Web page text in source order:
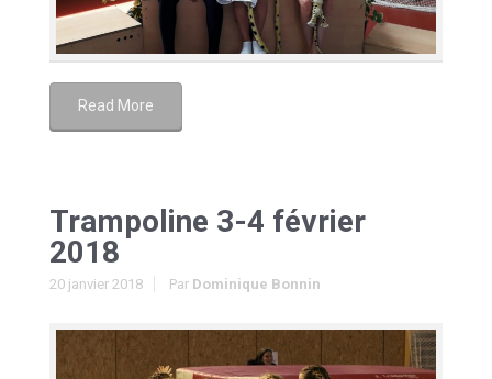
Read More
Trampoline 3-4 février
2018
20 janvier 2018 Par Dominique Bonnin